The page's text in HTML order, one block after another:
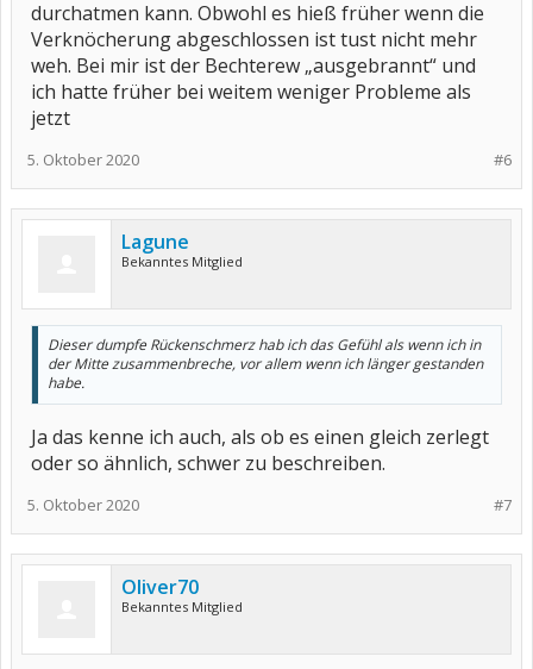
durchatmen kann. Obwohl es hieß früher wenn die
Verknöcherung abgeschlossen ist tust nicht mehr
weh. Bei mir ist der Bechterew „ausgebrannt“ und
ich hatte früher bei weitem weniger Probleme als
jetzt
#6
5. Oktober 2020
Lagune
Bekanntes Mitglied
Dieser dumpfe Rückenschmerz hab ich das Gefühl als wenn ich in
der Mitte zusammenbreche, vor allem wenn ich länger gestanden
habe.
Ja das kenne ich auch, als ob es einen gleich zerlegt
oder so ähnlich, schwer zu beschreiben.
#7
5. Oktober 2020
Oliver70
Bekanntes Mitglied